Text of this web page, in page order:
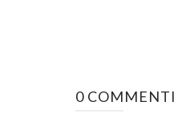
0 COMMENTI